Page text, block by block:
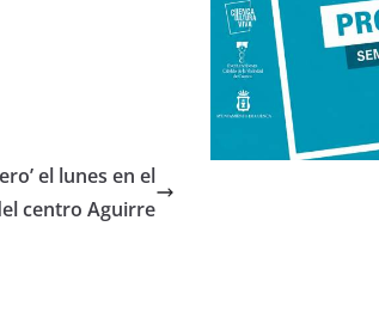
el lunes en el
centro Aguirre